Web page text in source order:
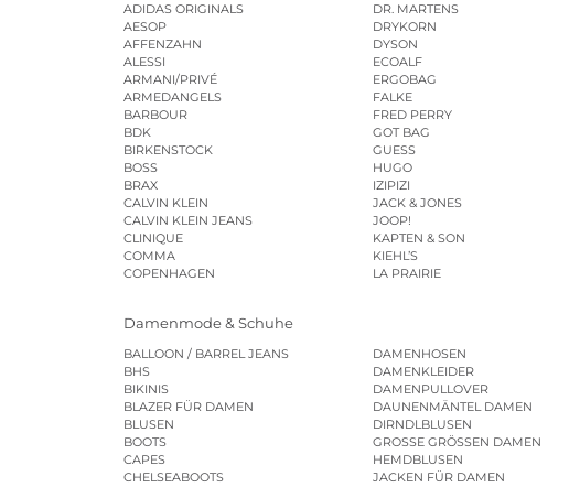
ADIDAS ORIGINALS
AESOP
AFFENZAHN
ALESSI
ARMANI/PRIVÉ
ARMEDANGELS
BARBOUR
BDK
BIRKENSTOCK
BOSS
BRAX
CALVIN KLEIN
CALVIN KLEIN JEANS
CLINIQUE
COMMA
COPENHAGEN
DR. MARTENS
DRYKORN
DYSON
ECOALF
ERGOBAG
FALKE
FRED PERRY
GOT BAG
GUESS
HUGO
IZIPIZI
JACK & JONES
JOOP!
KAPTEN & SON
KIEHL’S
LA PRAIRIE
Damenmode & Schuhe
BALLOON / BARREL JEANS
BHS
BIKINIS
BLAZER FÜR DAMEN
BLUSEN
BOOTS
CAPES
CHELSEABOOTS
DAMENHOSEN
DAMENKLEIDER
DAMENPULLOVER
DAUNENMÄNTEL DAMEN
DIRNDLBLUSEN
GROSSE GRÖSSEN DAMEN
HEMDBLUSEN
JACKEN FÜR DAMEN